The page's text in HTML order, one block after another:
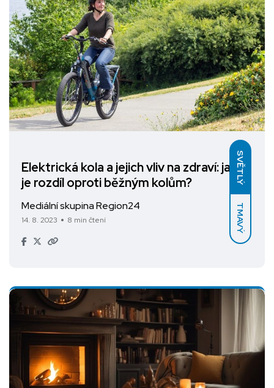
SVĚTLÝ
TMAVÝ
Elektrická kola a jejich vliv na zdraví: jaký
je rozdíl oproti běžným kolům?
Mediální skupina Region24
14. 8. 2023 8 min čtení